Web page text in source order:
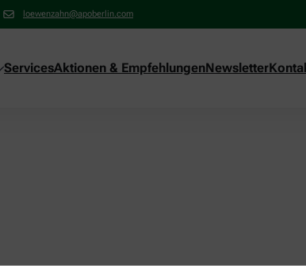
loewenzahn@apoberlin.com
ServicesAktionen & EmpfehlungenNewsletter